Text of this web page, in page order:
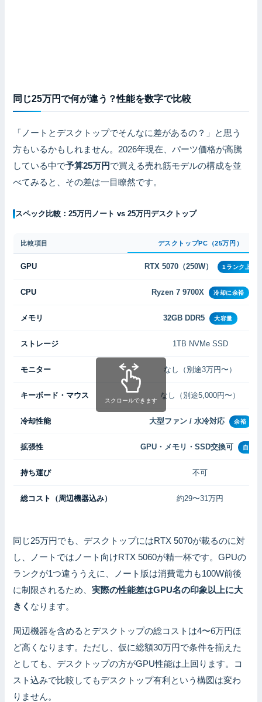
同じ25万円で何が違う？性能を数字で比較
「ノートとデスクトップでそんなに差があるの？」と思う
方もいるかもしれません。2026年現在、パーツ価格が高騰
している中で予算25万円で買える売れ筋モデルの構成を並
べてみると、その差は一目瞭然です。
スペック比較：25万円ノート vs 25万円デスクトップ
比較項目 デスクトップPC（25万円）
GPU RTX 5070（250W） 1ランク上
CPU Ryzen 7 9700X 冷却に余裕
メモリ 32GB DDR5 大容量
ストレージ 1TB NVMe SSD
モニター なし（別途3万円〜）
キーボード・マウス なし（別途5,000円〜）
冷却性能 大型ファン / 水冷対応 余裕
拡張性 GPU・メモリ・SSD交換可 自由
持ち運び 不可
総コスト（周辺機器込み） 約29〜31万円
スクロールできます
同じ25万円でも、デスクトップにはRTX 5070が載るのに対
し、ノートではノート向けRTX 5060が精一杯です。GPUの
ランクが1つ違ううえに、ノート版は消費電力も100W前後
に制限されるため、実際の性能差はGPU名の印象以上に大
きく なります。
周辺機器を含めるとデスクトップの総コストは4〜6万円ほ
ど高くなります。ただし、仮に総額30万円で条件を揃えた
としても、デスクトップの方がGPU性能は上回ります。コ
スト込みで比較してもデスクトップ有利という構図は変わ
りません。